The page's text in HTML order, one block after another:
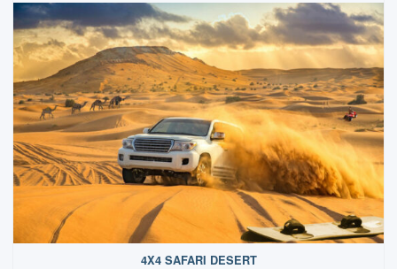
4X4 SAFARI DESERT